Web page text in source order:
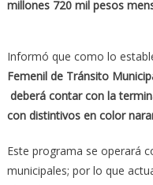
millones 720 mil pesos
Informó que como lo
Femenil de Tránsito
deberá contar con la
con distintivos en color
Este programa se operará
municipales; por lo que